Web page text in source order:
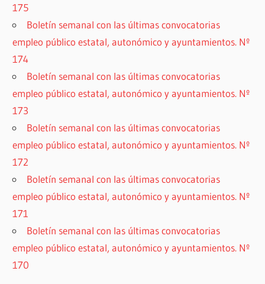
175
Boletín semanal con las últimas convocatorias
empleo público estatal, autonómico y ayuntamientos. Nº
174
Boletín semanal con las últimas convocatorias
empleo público estatal, autonómico y ayuntamientos. Nº
173
Boletín semanal con las últimas convocatorias
empleo público estatal, autonómico y ayuntamientos. Nº
172
Boletín semanal con las últimas convocatorias
empleo público estatal, autonómico y ayuntamientos. Nº
171
Boletín semanal con las últimas convocatorias
empleo público estatal, autonómico y ayuntamientos. Nº
170